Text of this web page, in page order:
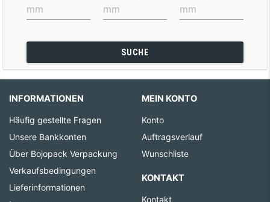
SUCHE
INFORMATIONEN
Häufig gestellte Fragen
Unsere Bankkonten
Über Bojopack Verpackung
Verkaufsbedingungen
Lieferinformationen
MEIN KONTO
Konto
Auftragsverlauf
Wunschliste
KONTAKT
Kontakt